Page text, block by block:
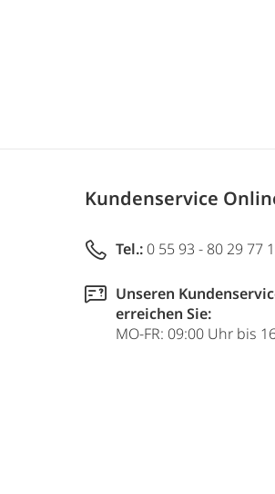
Kundenservice
Tel.: 0 55 93 - 80 29 77
Unseren
erreichen Sie:
MO-FR: 09:00 Uhr bis